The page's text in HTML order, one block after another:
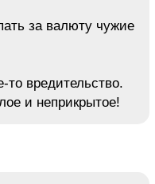
за валюту чужие
то вредительство.
и неприкрытое!